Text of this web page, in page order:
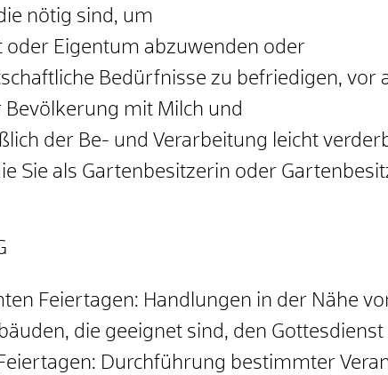
nötig sind, um
oder Eigentum abzuwenden oder
Bedürfnisse zu befriedigen, vor
mit Milch und
der Be- und Verarbeitung leicht
Sie als Gartenbesitzerin oder
Feiertagen: Handlungen in der Nähe
die geeignet sind, den
Durchführung bestimmter